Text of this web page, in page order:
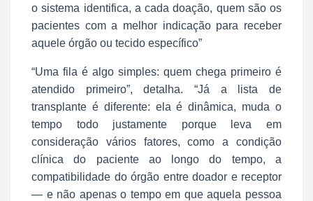
o sistema identifica, a cada doação, quem são os
pacientes com a melhor indicação para receber
aquele órgão ou tecido específico”
“Uma fila é algo simples: quem chega primeiro é
atendido primeiro”, detalha. “Já a lista de
transplante é diferente: ela é dinâmica, muda o
tempo todo justamente porque leva em
consideração vários fatores, como a condição
clínica do paciente ao longo do tempo, a
compatibilidade do órgão entre doador e receptor
— e não apenas o tempo em que aquela pessoa